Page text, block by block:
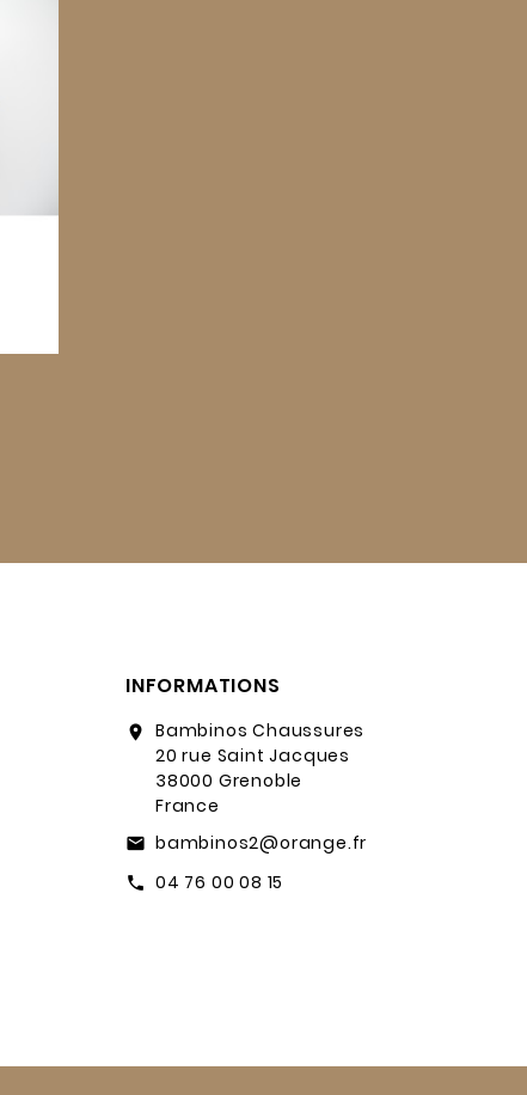
INFORMATIONS
location_on
Bambinos Chaussures
20 rue Saint Jacques
38000 Grenoble
France
email bambinos2@orange.fr
call 04 76 00 08 15